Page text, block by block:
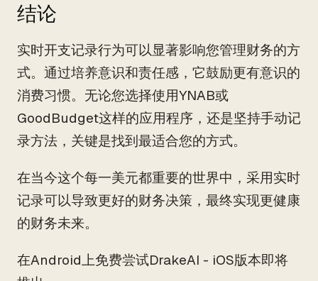
结论
实时开支记录行为可以显著影响您管理财务的方
式。通过培养意识和责任感，它鼓励更有意识的
消费习惯。无论您选择使用YNAB或
GoodBudget这样的应用程序，还是坚持手动记
录方法，关键是找到最适合您的方式。
在当今这个每一美元都重要的世界中，采用实时
记录可以导致更好的财务决策，最终实现更健康
的财务未来。
在Android上免费尝试DrakeAI - iOS版本即将